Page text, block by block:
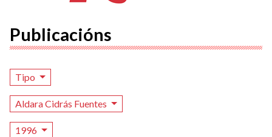
Publicacións
Tipo
Aldara Cidrás Fuentes
1996